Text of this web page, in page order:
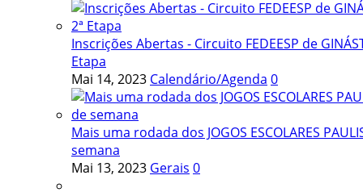
Inscrições Abertas - Circuito FEDEESP de
Etapa
Mai 14, 2023 Calendário/Agenda 0
Mais uma rodada dos JOGOS ESCOLARES
semana
Mai 13, 2023 Gerais 0